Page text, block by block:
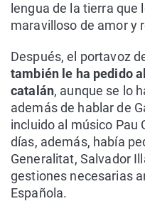
lengua de la tierra que
maravilloso de amor y
Después, el portavoz
también le ha pedido
catalán, aunque se lo
además de hablar de
incluido al músico Pau
días, además, había
Generalitat, Salvador
gestiones necesarias
Española.